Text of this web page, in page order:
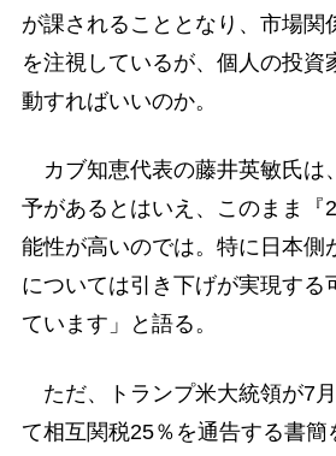
が課されることとなり、市場関
を注視しているが、個人の投資
動すればいいのか。
カブ知恵代表の藤井英敏氏は
予があるとはいえ、このまま『
能性が高いのでは。特に日本側
については引き下げが実現する
ています」と語る。
ただ、トランプ米大統領が7
て相互関税25％を通告する書簡